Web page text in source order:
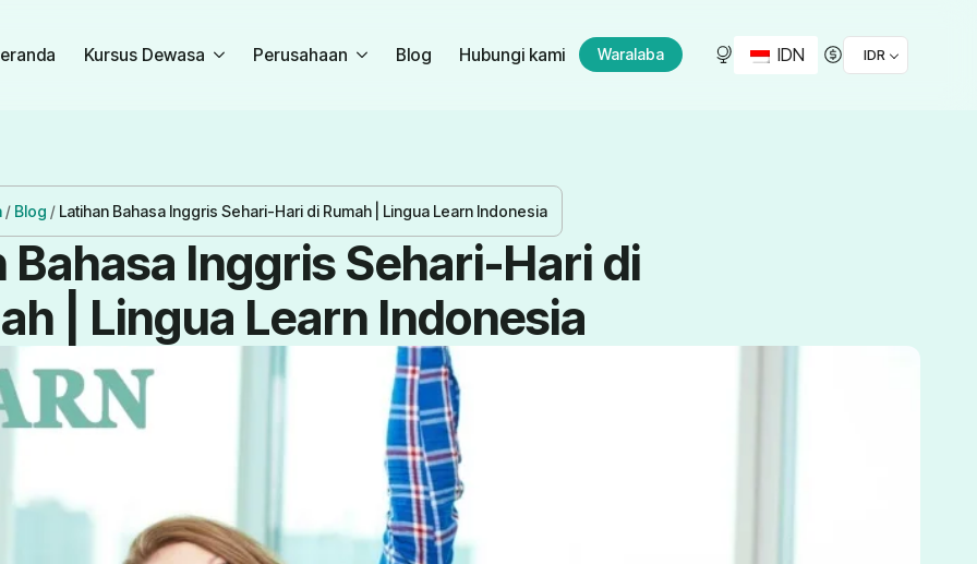
Kursus Dewasa Perusahaan Blog Hubungi kami Waralaba IDN IDR
/ Blog / Latihan Bahasa Inggris Sehari-Hari di Rumah | Lingua Learn Indonesia
Bahasa Inggris Sehari-Hari di
| Lingua Learn Indonesia